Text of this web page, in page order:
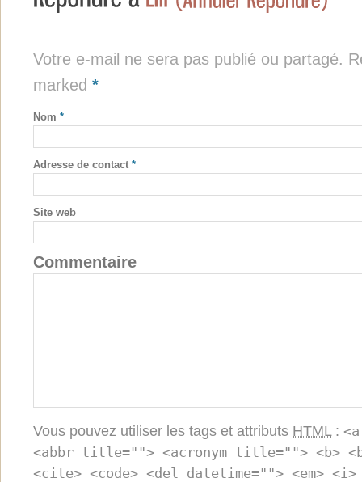
Votre e-mail ne sera pas publié ou partagé.
marked *
Nom *
Adresse de contact *
Site web
Commentaire
Vous pouvez utiliser les tags et attributs HTML :
<abbr title=""> <acronym title=""> <b>
<cite> <code> <del datetime=""> <em>